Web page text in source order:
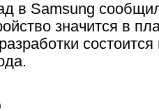
в Samsung
значится в
состоится